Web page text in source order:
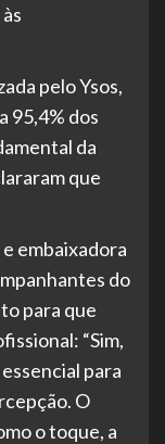
pelo Ysos,
95,4% dos
da
que
embaixadora
do
para que
“Sim,
para
O
o toque, a